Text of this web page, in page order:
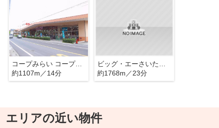
コープみらい コープ武蔵浦和店
約1107m／14分
約1768m／23分
エリアの近い物件